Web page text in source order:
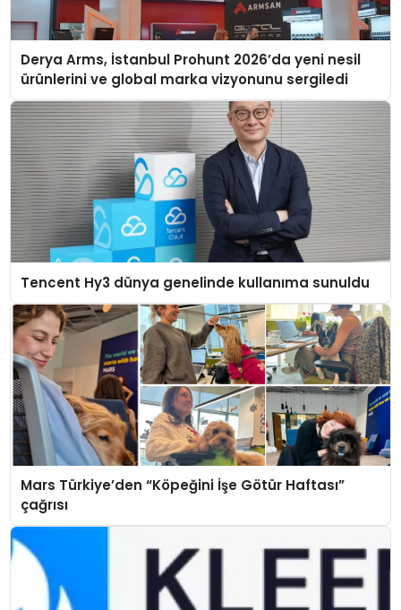
Derya Arms, İstanbul Prohunt 2026’da yeni nesil
ürünlerini ve global marka vizyonunu sergiledi
Tencent Hy3 dünya genelinde kullanıma sunuldu
Mars Türkiye’den “Köpeğini İşe Götür Haftası”
çağrısı